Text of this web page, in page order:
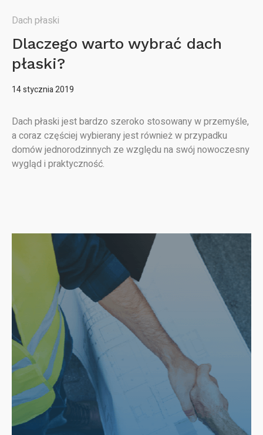
Dach płaski
Dlaczego warto wybrać dach
płaski?
14 stycznia 2019
Dach płaski jest bardzo szeroko stosowany w przemyśle,
a coraz częściej wybierany jest również w przypadku
domów jednorodzinnych ze względu na swój nowoczesny
wygląd i praktyczność.